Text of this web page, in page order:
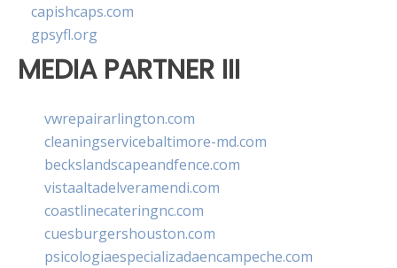
capishcaps.com
gpsyfl.org
MEDIA PARTNER III
vwrepairarlington.com
cleaningservicebaltimore-md.com
beckslandscapeandfence.com
vistaaltadelveramendi.com
coastlinecateringnc.com
cuesburgershouston.com
psicologiaespecializadaencampeche.com